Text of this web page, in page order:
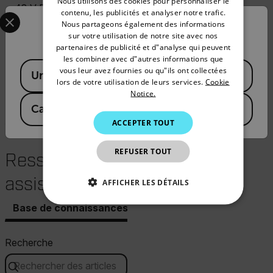
48 V DC
Close on event or open
on event (setting in
software)
4 output LEDs (front,
green)
Detection output 1-4
and common detection
output
Ressources et
assistance
Base de connaissances Documents
Recherche
Confirm Location
Select your preferred country and language from the
Available Locations
United States
Canada EN)
GERMAN
FRENCH
SPANISH
PORTUGUESE
KOREAN
JAPANESE
CHINESE
contenu, les publicités et analyser notre trafic.
Nous partageons également des informations
sur votre utilisation de notre site avec nos
partenaires de publicité et d"analyse qui peuvent
les combiner avec d"autres informations que
vous leur avez fournies ou qu"ils ont collectées
lors de votre utilisation de leurs services. Cookie
Notice.
ACCEPTER TOUT
REFUSER TOUT
AFFICHER LES DÉTAILS
STRICTEMENT NÉCESSAIRES
FONCTIONNALITÉ